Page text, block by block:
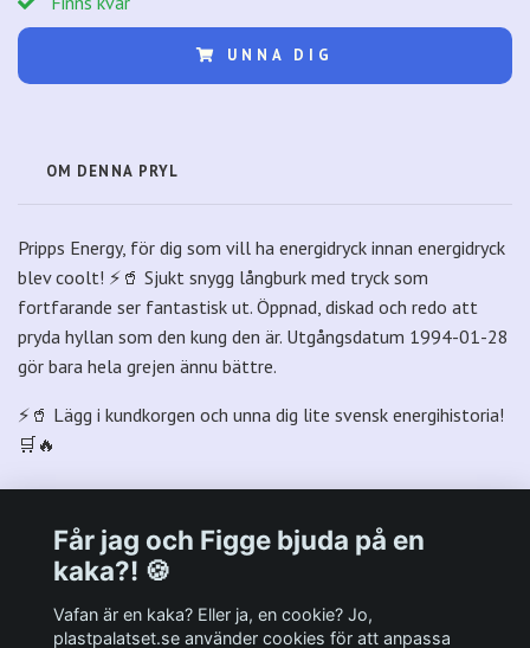
UNNA DIG
OM DENNA PRYL
Pripps Energy, för dig som vill ha energidryck innan energidryck
blev coolt! ⚡🥤 Sjukt snygg långburk med tryck som
fortfarande ser fantastisk ut. Öppnad, diskad och redo att
pryda hyllan som den kung den är. Utgångsdatum 1994-01-28
gör bara hela grejen ännu bättre.
⚡🥤 Lägg i kundkorgen och unna dig lite svensk energihistoria!
🛒🔥
Får jag och Figge bjuda på en
kaka?! 🍪
Vafan är en kaka? Eller ja, en cookie? Jo,
plastpalatset.se använder cookies för att anpassa